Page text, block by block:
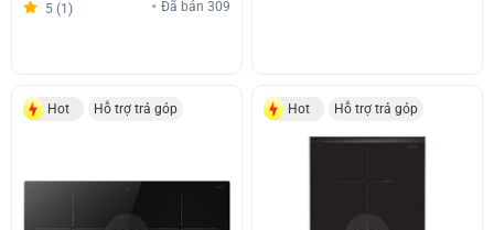
5 (1) Đã bán 309
Hot Hỗ trợ trả góp Hot Hỗ trợ trả góp